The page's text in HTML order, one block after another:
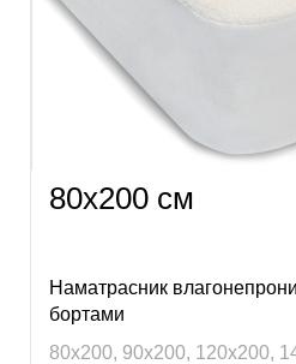
80х200 см
Наматрасник
бортами
80х200, 90х200, 120х200,